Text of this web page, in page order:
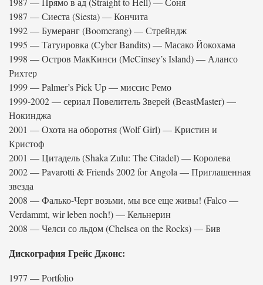
1987 — Сиеста (Siesta) — Кончита
1992 — Бумеранг (Boomerang) — Стрейндж
1995 — Татуировка (Cyber Bandits) — Масако Йокохама
1998 — Остров МакКинси (McCinsey’s Island) — Алансо
Рихтер
1999 — Palmer’s Pick Up — миссис Ремо
1999-2002 — сериал Повелитель Зверей (BeastMaster) —
Нокинджа
2001 — Охота на оборотня (Wolf Girl) — Кристин и
Кристоф
2001 — Цитадель (Shaka Zulu: The Citadel) — Королева
2002 — Pavarotti & Friends 2002 for Angola — Приглашенная
звезда
2008 — Фалько-Черт возьми, мы все еще живы! (Falco —
Verdammt, wir leben noch!) — Кельнерин
2008 — Челси со льдом (Chelsea on the Rocks) — Бив
Дискография Грейс Джонс:
1977 — Portfolio